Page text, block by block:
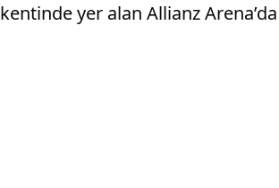
kentinde yer alan Allianz